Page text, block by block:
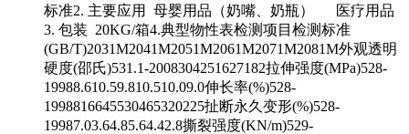
标准2. 主要应用 母婴用品（奶嘴、奶瓶） 医疗用品
3. 包装 20KG/箱4.典型物性表检测项目检测标准
(GB/T)2031M2041M2051M2061M2071M2081M外观透明
硬度(邵氏)531.1-2008304251627182拉伸强度(MPa)528-
19988.610.59.810.510.09.0伸长率(%)528-
1998816645530465320225扯断永久变形(%)528-
19987.03.64.85.64.42.8撕裂强度(KN/m)529-